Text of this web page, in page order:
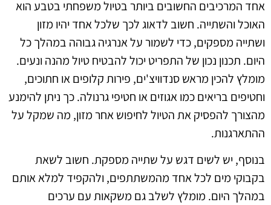
אחד המרכיבים החשובים ביותר בטיול משפחתי בטבע הוא
האוכל והשתייה. חשוב לדאוג לכך שלכל אחד יהיו מזון
ושתייה מספקים, כדי לשמור על אנרגיה גבוהה במהלך כל
היום. תכנון נכון של התפריט יכול להבטיח טיול מהנה ונעים.
מומלץ להכין מראש סנדוויצ'ים, פירות קלופים או חתוכים,
וחטיפים בריאים כמו אגוזים או חטיפי גרנולה. כך ניתן להימנע
מהצורך להפסיק את הטיול לחיפוש אחר מזון, מה שמקל על
ההתארגנות.
בנוסף, יש לשים דגש על שתייה מספקת. חשוב לשאת
בקבוקי מים לכל אחד מהמשתתפים, ולהקפיד למלא אותם
במהלך היום. מומלץ לשלב גם משקאות עם ערכים